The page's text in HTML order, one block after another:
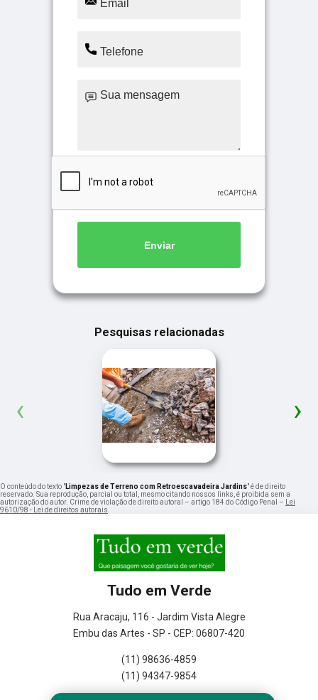
Enviar
Pesquisas relacionadas
‹ ›
O conteúdo do texto "Limpezas de Terreno com Retroescavadeira Jardins" é de direito
reservado. Sua reprodução, parcial ou total, mesmo citando nossos links, é proibida sem a
autorização do autor. Crime de violação de direito autoral – artigo 184 do Código Penal –
Lei
9610/98 - Lei de direitos autorais
Tudo em Verde
Rua Aracaju, 116 - Jardim Vista Alegre
Embu das Artes - SP - CEP: 06807-420
(11) 98636-4859
(11) 94347-9854